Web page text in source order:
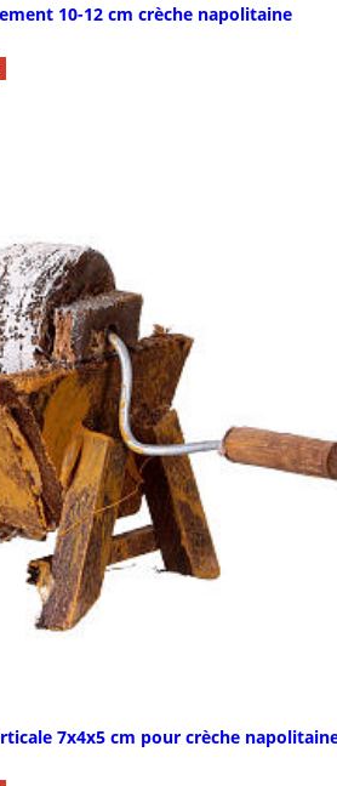
10-12 cm crèche napolitaine
7x4x5 cm pour crèche